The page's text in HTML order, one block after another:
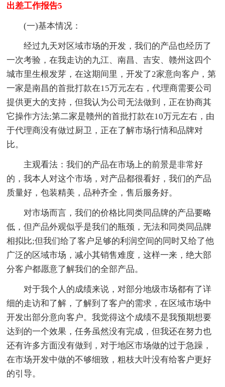
出差工作报告5
(一)基本情况：
经过九天对区域市场的开发，我们的产品也经历了
一次考验，在我走访的九江、南昌、吉安、赣州这四个
城市里生根发芽，在这期间里，开发了2家意向客户，第
一家是南昌的首批打款在15万元左右，代理商需要公司
提供更大的支持，但我认为公司无法做到，正在协商其
它操作方法;第二家是赣州的首批打款在10万元左右，由
于代理商没有做过厨卫，正在了解市场行情和品牌对
比。
主观看法：我们的产品在市场上的前景是非常好
的，我本人对这个市场，对产品都很看好，我们的产品
质量好，包装精美，品种齐全，售后服务好。
对市场而言，我们的价格比同类同品牌的产品要略
低，但产品外观似乎是我们的瓶颈，无法和同类同品牌
相拟比;但我们给了客户足够的利润空间的同时又给了他
广泛的区域市场，减小其销售难度，这样一来，绝大部
分客户都愿意了解我们的全部产品。
对于我个人的成绩来说，对部分地级市场都有了详
细的走访和了解，了解到了客户的需求，在区域市场中
开发出部分意向客户。我觉得这个成绩不是我预期想要
达到的一个效果，任务虽然没有完成，但我还在努力也
还有许多方面没有做到，对于地区市场做的过于急躁，
在市场开发中做的不够细致，粗枝大叶没有给客户更好
的引导。